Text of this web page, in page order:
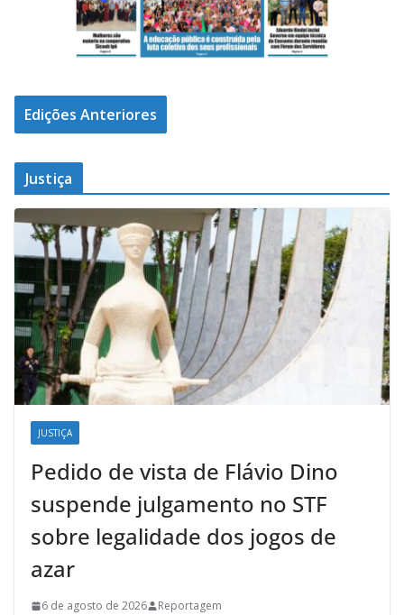
Edições Anteriores
Justiça
JUSTIÇA
Pedido de vista de Flávio Dino
suspende julgamento no STF
sobre legalidade dos jogos de
azar
6 de agosto de 2026 Reportagem